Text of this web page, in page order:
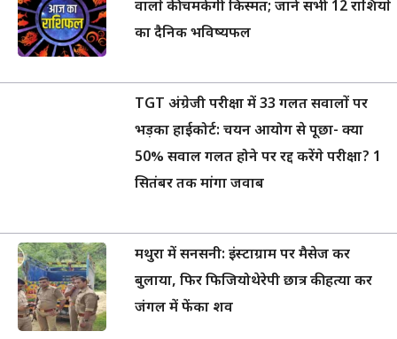
वालों की चमकेगी किस्मत; जानें सभी 12 राशियों
का दैनिक भविष्यफल
TGT अंग्रेजी परीक्षा में 33 गलत सवालों पर
भड़का हाईकोर्ट: चयन आयोग से पूछा- क्या
50% सवाल गलत होने पर रद्द करेंगे परीक्षा? 1
सितंबर तक मांगा जवाब
मथुरा में सनसनी: इंस्टाग्राम पर मैसेज कर
बुलाया, फिर फिजियोथेरेपी छात्र की हत्या कर
जंगल में फेंका शव